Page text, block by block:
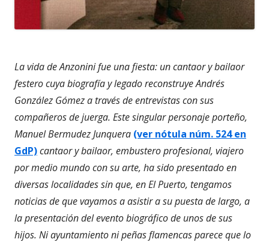
La vida de Anzonini fue una fiesta: un cantaor y bailaor
festero cuya biografía y legado reconstruye Andrés
González Gómez a través de entrevistas con sus
compañeros de juerga. Este singular personaje porteño,
Manuel Bermudez Junquera (ver nótula núm. 524 en
GdP)cantaor y bailaor, embustero profesional, viajero
por medio mundo con su arte, ha sido presentado en
diversas localidades sin que, en El Puerto, tengamos
noticias de que vayamos a asistir a su puesta de largo, a
la presentación del evento biográfico de unos de sus
hijos. Ni ayuntamiento ni peñas flamencas parece que lo